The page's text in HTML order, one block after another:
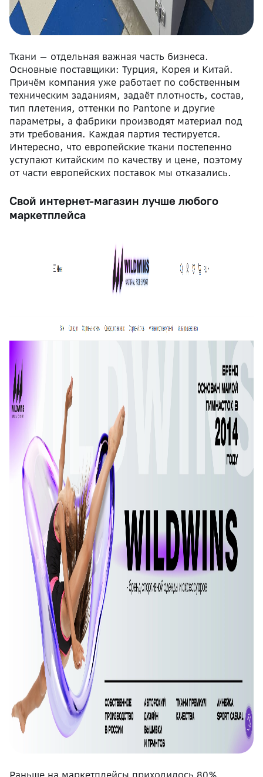
Ткани — отдельная важная часть бизнеса.
Основные поставщики: Турция, Корея и Китай.
Причём компания уже работает по собственным
техническим заданиям, задаёт плотность, состав,
тип плетения, оттенки по Pantone и другие
параметры, а фабрики производят материал под
эти требования. Каждая партия тестируется.
Интересно, что европейские ткани постепенно
уступают китайским по качеству и цене, поэтому
от части европейских поставок мы отказались.
Свой интернет-магазин лучше любого
маркетплейса
Раньше на маркетплейсы приходилось 80%